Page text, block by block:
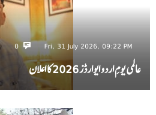
Fri, 31 July 2026, 09:22 PM
0
عالمی یومِ اردو ایوارڈز 2026 کا اعلان